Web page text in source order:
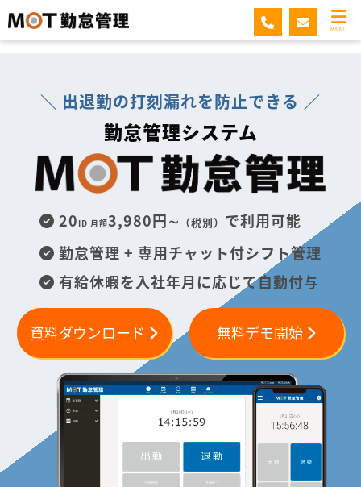
MENU
MOT勤怠管理
＼ 出退勤の打刻漏れを防止できる ／
勤怠管理システム
20 ID 月額3,980円∼ （税別） で利用可能
勤怠管理 + 専用チャット付シフト管理
有給休暇を入社年月に応じて自動付与
資料ダウンロード 無料デモ開始